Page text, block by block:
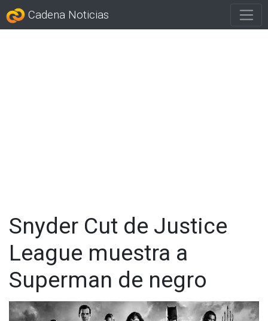
Cadena Noticias
Snyder Cut de Justice
League muestra a
Superman de negro